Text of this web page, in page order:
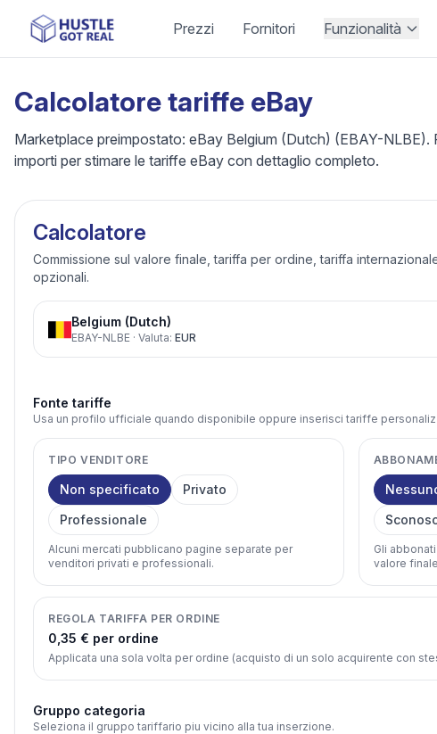
Prezzi Fornitori Funzionalità
Calcolatore tariffe eBay
Marketplace preimpostato: eBay Belgium (Dutch) (EBAY-
importi per stimare le tariffe eBay con dettaglio completo.
Calcolatore
Commissione sul valore finale, tariffa per ordine, tariffa
opzionali.
Belgium (Dutch)
EBAY-NLBE· Valuta: EUR
Fonte tariffe
Usa un profilo ufficiale quando disponibile oppure inserisci tariffe
TIPO VENDITORE
Non specificato
Privato
Professionale
Alcuni mercati pubblicano pagine separate per
venditori privati e professionali.
Gli
valore
REGOLA TARIFFA PER ORDINE
0,35 € per ordine
Applicata una sola volta per ordine (acquisto di un solo acquirente con
Gruppo categoria
Seleziona il gruppo tariffario piu vicino alla tua inserzione.